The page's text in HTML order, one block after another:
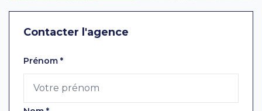
Contacter l'agence
Laissez ce champ vide
Prénom *